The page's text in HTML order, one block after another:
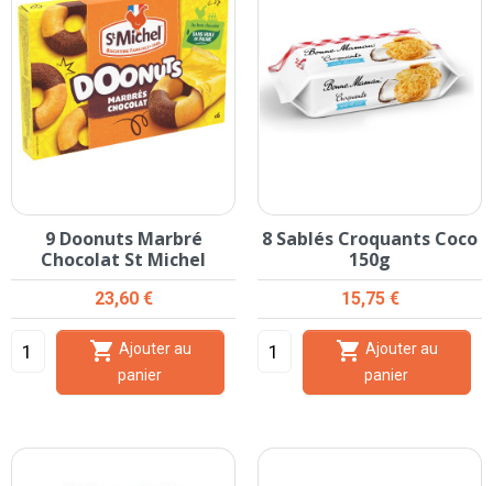
9 Doonuts Marbré
Chocolat St Michel
Prix
23,60 €

panier
8 Sablés Croquants Coco
150g
Prix
15,75 €

panier